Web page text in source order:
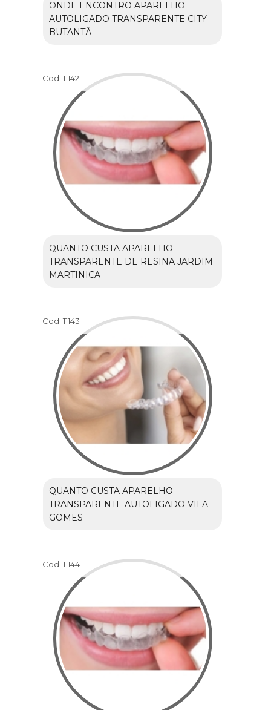
ONDE ENCONTRO APARELHO
AUTOLIGADO TRANSPARENTE CITY
BUTANTÃ
Cod.:11142
QUANTO CUSTA APARELHO
TRANSPARENTE DE RESINA JARDIM
MARTINICA
Cod.:11143
QUANTO CUSTA APARELHO
TRANSPARENTE AUTOLIGADO VILA
GOMES
Cod.:11144